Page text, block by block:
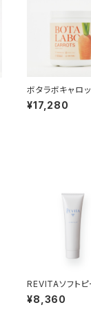
ボタラボキャロッ
¥17,280
REVITAソフトピ
グ
¥8,360